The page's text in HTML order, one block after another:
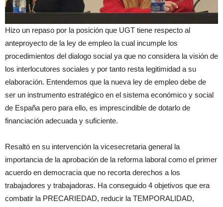
Hizo un repaso por la posición que UGT tiene respecto al
anteproyecto de la ley de empleo la cual incumple los
procedimientos del dialogo social ya que no considera la visión de
los interlocutores sociales y por tanto resta legitimidad a su
elaboración. Entendemos que la nueva ley de empleo debe de
ser un instrumento estratégico en el sistema económico y social
de España pero para ello, es imprescindible de dotarlo de
financiación adecuada y suficiente.
Resaltó en su intervención la vicesecretaria general la
importancia de la aprobación de la reforma laboral como el primer
acuerdo en democracia que no recorta derechos a los
trabajadores y trabajadoras. Ha conseguido 4 objetivos que era
combatir la PRECARIEDAD, reducir la TEMPORALIDAD,